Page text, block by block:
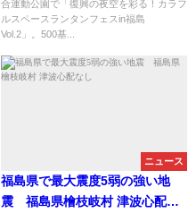
合運動公園で「復興の夜空を彩る！カラフ
ルスペースランタンフェスin福島
Vol.2」。500基...
ニュース
福島県で最大震度5弱の強い地
震 福島県檜枝岐村 津波心配な